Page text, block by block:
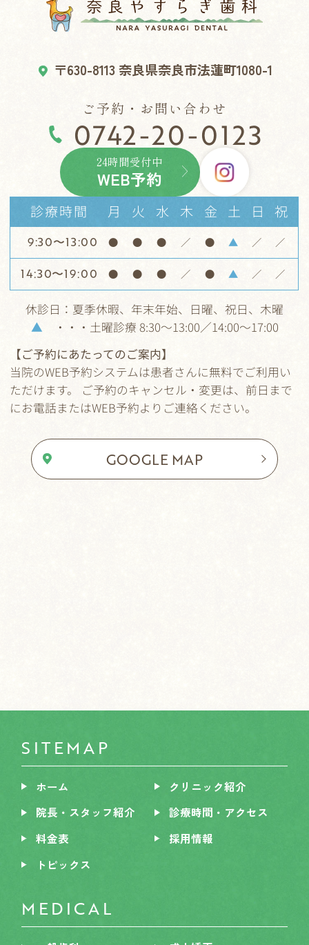
〒630-8113 奈良県奈良市法蓮町1080-1
ご予約・お問い合わせ
0742-20-0123
24時間受付中
WEB予約
診療時間 月 火 水 木 金 土 日 祝
9:30〜13:00 ● ● ● ／ ● ▲ ／ ／
14:30〜19:00 ● ● ● ／ ● ▲ ／ ／
休診日：夏季休暇、年末年始、日曜、祝日、木曜
▲ ・・・土曜診療 8:30～13:00／14:00～17:00
【ご予約にあたってのご案内】
当院のWEB予約システムは患者さんに無料でご利用い
ただけます。 ご予約のキャンセル・変更は、前日まで
にお電話またはWEB予約よりご連絡ください。
GOOGLE MAP
SITEMAP
ホーム
クリニック紹介
院長・スタッフ紹介
診療時間・アクセス
料金表
採用情報
トピックス
MEDICAL